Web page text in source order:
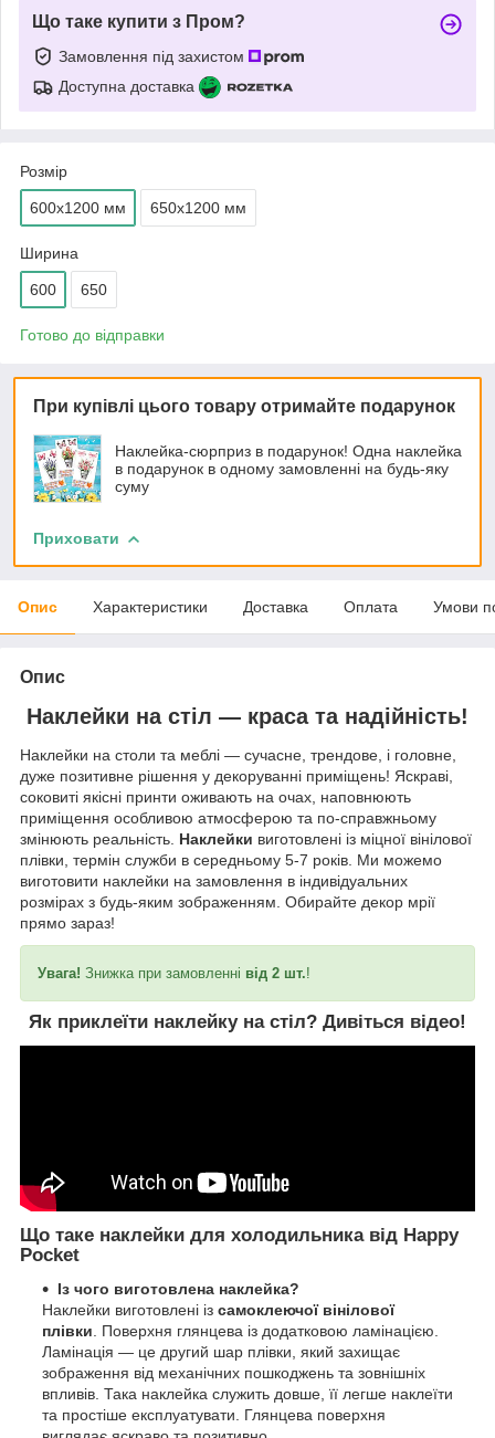
Що таке купити з Пром?
Замовлення під захистом
Доступна доставка
Розмір
600х1200 мм 650х1200 мм
Ширина
600 650
Готово до відправки
При купівлі цього товару отримайте подарунок
Наклейка-сюрприз в подарунок! Одна наклейка
в подарунок в одному замовленні на будь-яку
суму
Приховати
Опис Характеристики Доставка Оплата Умови
Опис
Наклейки на стіл — краса та надійність!
Наклейки на столи та меблі — сучасне, трендове, і головне,
дуже позитивне рішення у декоруванні приміщень! Яскраві,
соковиті якісні принти оживають на очах, наповнюють
приміщення особливою атмосферою та по-справжньому
змінюють реальність. Наклейки виготовлені із міцної вінілової
плівки, термін служби в середньому 5-7 років. Ми можемо
виготовити наклейки на замовлення в індивідуальних
розмірах з будь-яким зображенням. Обирайте декор мрії
прямо зараз!
Увага! Знижка при замовленні від 2 шт.!
Як приклеїти наклейку на стіл? Дивіться відео!
Що таке наклейки для холодильника від Happy
Pocket
Із чого виготовлена наклейка?
Наклейки виготовлені із самоклеючої вінілової
плівки . Поверхня глянцева із додатковою ламінацією.
Ламінація — це другий шар плівки, який захищає
зображення від механічних пошкоджень та зовнішніх
впливів. Така наклейка служить довше, її легше наклеїти
та простіше експлуатувати. Глянцева поверхня